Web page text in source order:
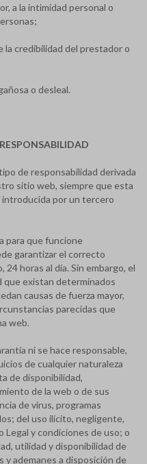
a la intimidad personal o
credibilidad del prestador o
o desleal.
de responsabilidad derivada
sitio web, siempre que esta
introducida por un tercero
para que funcione
garantizar el correcto
horas al día. Sin embargo, el
que existan determinados
causas de fuerza mayor,
parecidas que
web.
ni se hace responsable,
de cualquier naturaleza
de disponibilidad,
de la web o de sus
de virus, programas
del uso ilícito, negligente,
y condiciones de uso; o
utilidad y disponibilidad de
ademanes a disposición de